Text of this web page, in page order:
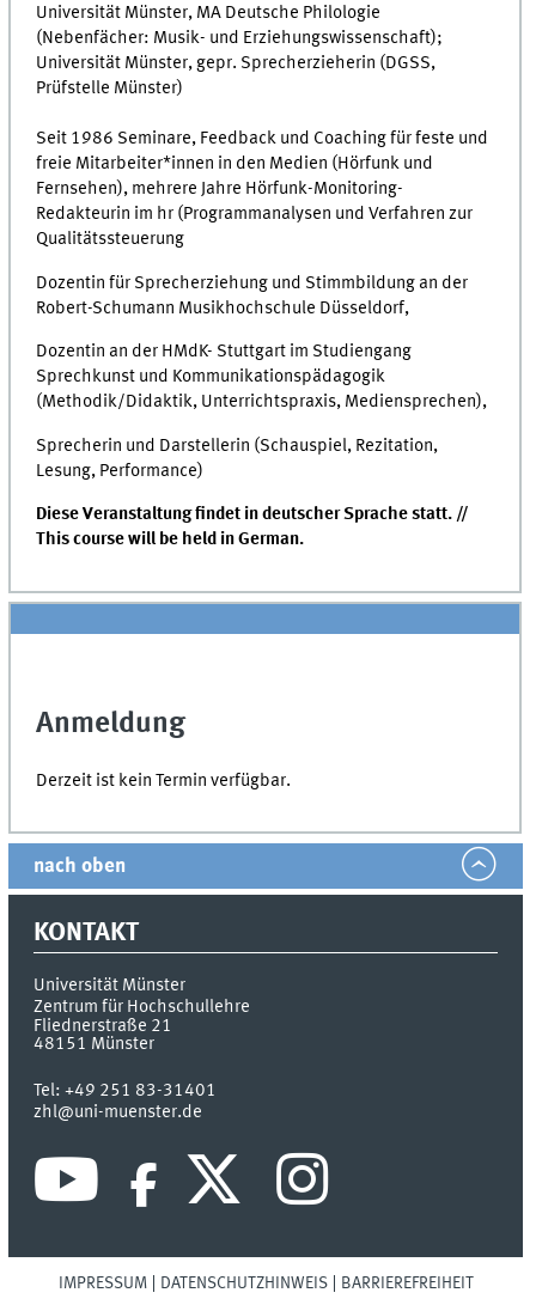
Universität Münster, MA Deutsche Philologie
(Nebenfächer: Musik- und Erziehungswissenschaft);
Universität Münster, gepr. Sprecherzieherin (DGSS,
Prüfstelle Münster)
Seit 1986 Seminare, Feedback und Coaching für feste und
freie Mitarbeiter*innen in den Medien (Hörfunk und
Fernsehen), mehrere Jahre Hörfunk-Monitoring-
Redakteurin im hr (Programmanalysen und Verfahren zur
Qualitätssteuerung
Dozentin für Sprecherziehung und Stimmbildung an der
Robert-Schumann Musikhochschule Düsseldorf,
Dozentin an der HMdK- Stuttgart im Studiengang
Sprechkunst und Kommunikationspädagogik
(Methodik/Didaktik, Unterrichtspraxis, Mediensprechen),
Sprecherin und Darstellerin (Schauspiel, Rezitation,
Lesung, Performance)
Diese Veranstaltung findet in deutscher Sprache statt. //
This course will be held in German.
Anmeldung
Derzeit ist kein Termin verfügbar.
nach oben
KONTAKT
Universität Münster
Zentrum für Hochschullehre
Fliednerstraße 21
48151 Münster
Tel:+49 251 83-31401
zhl@uni-muenster.de
IMPRESSUM DATENSCHUTZHINWEIS BARRIEREFREIHEIT